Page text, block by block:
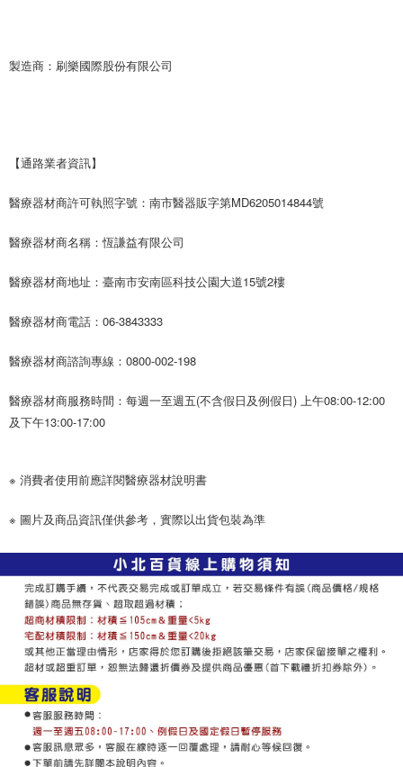
製造商：刷樂國際股份有限公司
【通路業者資訊】
醫療器材商許可執照字號：南市醫器販字第MD6205014844號
醫療器材商名稱：恆謙益有限公司
醫療器材商地址：臺南市安南區科技公園大道15號2樓
醫療器材商電話：06-3843333
醫療器材商諮詢專線：0800-002-198
醫療器材商服務時間：每週一至週五(不含假日及例假日) 上午08:00-12:00
及下午13:00-17:00
※ 消費者使用前應詳閱醫療器材說明書
※ 圖片及商品資訊僅供參考，實際以出貨包裝為準